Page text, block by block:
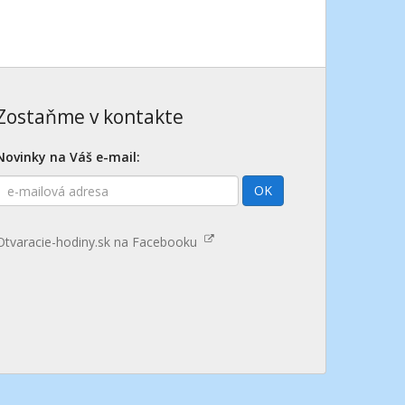
v kontakte
na Váš e-mail:
OK
hodiny.sk na Facebooku